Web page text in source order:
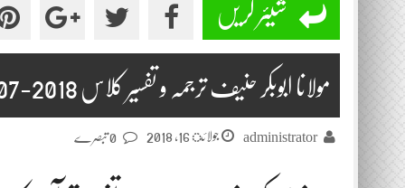
شیئر کریں
مولانا ابوبکر حنیف ترجمہ و تفسیر کلاس 2018-07-11
administrator جولائ 16, 2018